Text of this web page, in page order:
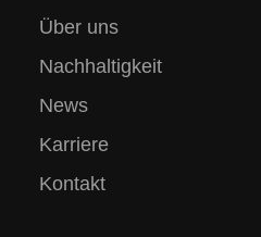
Über uns
Nachhaltigkeit
News
Karriere
Kontakt